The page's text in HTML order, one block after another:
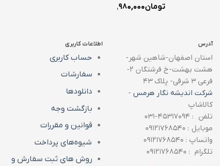
تومان۱,۹۸۰,۰۰۰
آدرس
استان اصفهان-شاهین شهر-
هشت بهشت-خ فرشتگان ۲-
فرعی ۳ شرقی- پلاک ۴۳
شرکت اندیشه نگار هرمس -
کالاشاپ
تلفن : ۴۵۳۱۷۰۹۴-۰۳۱
موبایل : ۰۹۱۲۱۷۶۸۵۴۰
واتساپ : ۰۹۱۲۱۷۶۸۵۴۰
تلگرام : ۰۹۱۲۱۷۶۸۵۴۰
اطلاعات کاربری
حساب کاربری
سفارشات
دانلودها
بازگشت وجه
قوانین و مقررات
شیوه‌های پرداخت
روش های ثبت سفارش و